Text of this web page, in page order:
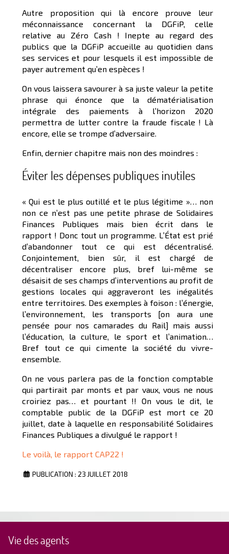
Autre proposition qui là encore prouve leur
méconnaissance concernant la DGFiP, celle
relative au Zéro Cash ! Inepte au regard des
publics que la DGFiP accueille au quotidien dans
ses services et pour lesquels il est impossible de
payer autrement qu’en espèces !
On vous laissera savourer à sa juste valeur la petite
phrase qui énonce que la dématérialisation
intégrale des paiements à l’horizon 2020
permettra de lutter contre la fraude fiscale ! Là
encore, elle se trompe d’adversaire.
Enfin, dernier chapitre mais non des moindres :
Éviter les dépenses publiques inutiles
« Qui est le plus outillé et le plus légitime »… non
non ce n’est pas une petite phrase de Solidaires
Finances Publiques mais bien écrit dans le
rapport ! Donc tout un programme. L’État est prié
d’abandonner tout ce qui est décentralisé.
Conjointement, bien sûr, il est chargé de
décentraliser encore plus, bref lui-même se
désaisit de ses champs d’interventions au profit de
gestions locales qui aggraveront les inégalités
entre territoires. Des exemples à foison : l’énergie,
l’environnement, les transports [on aura une
pensée pour nos camarades du Rail] mais aussi
l’éducation, la culture, le sport et l’animation…
Bref tout ce qui cimente la société du vivre-
ensemble.
On ne vous parlera pas de la fonction comptable
qui partirait par monts et par vaux, vous ne nous
croiriez pas… et pourtant !! On vous le dit, le
comptable public de la DGFiP est mort ce 20
juillet, date à laquelle en responsabilité Solidaires
Finances Publiques a divulgué le rapport !
Le voilà, le rapport CAP22 !
PUBLICATION : 23 JUILLET 2018
Vie des agents